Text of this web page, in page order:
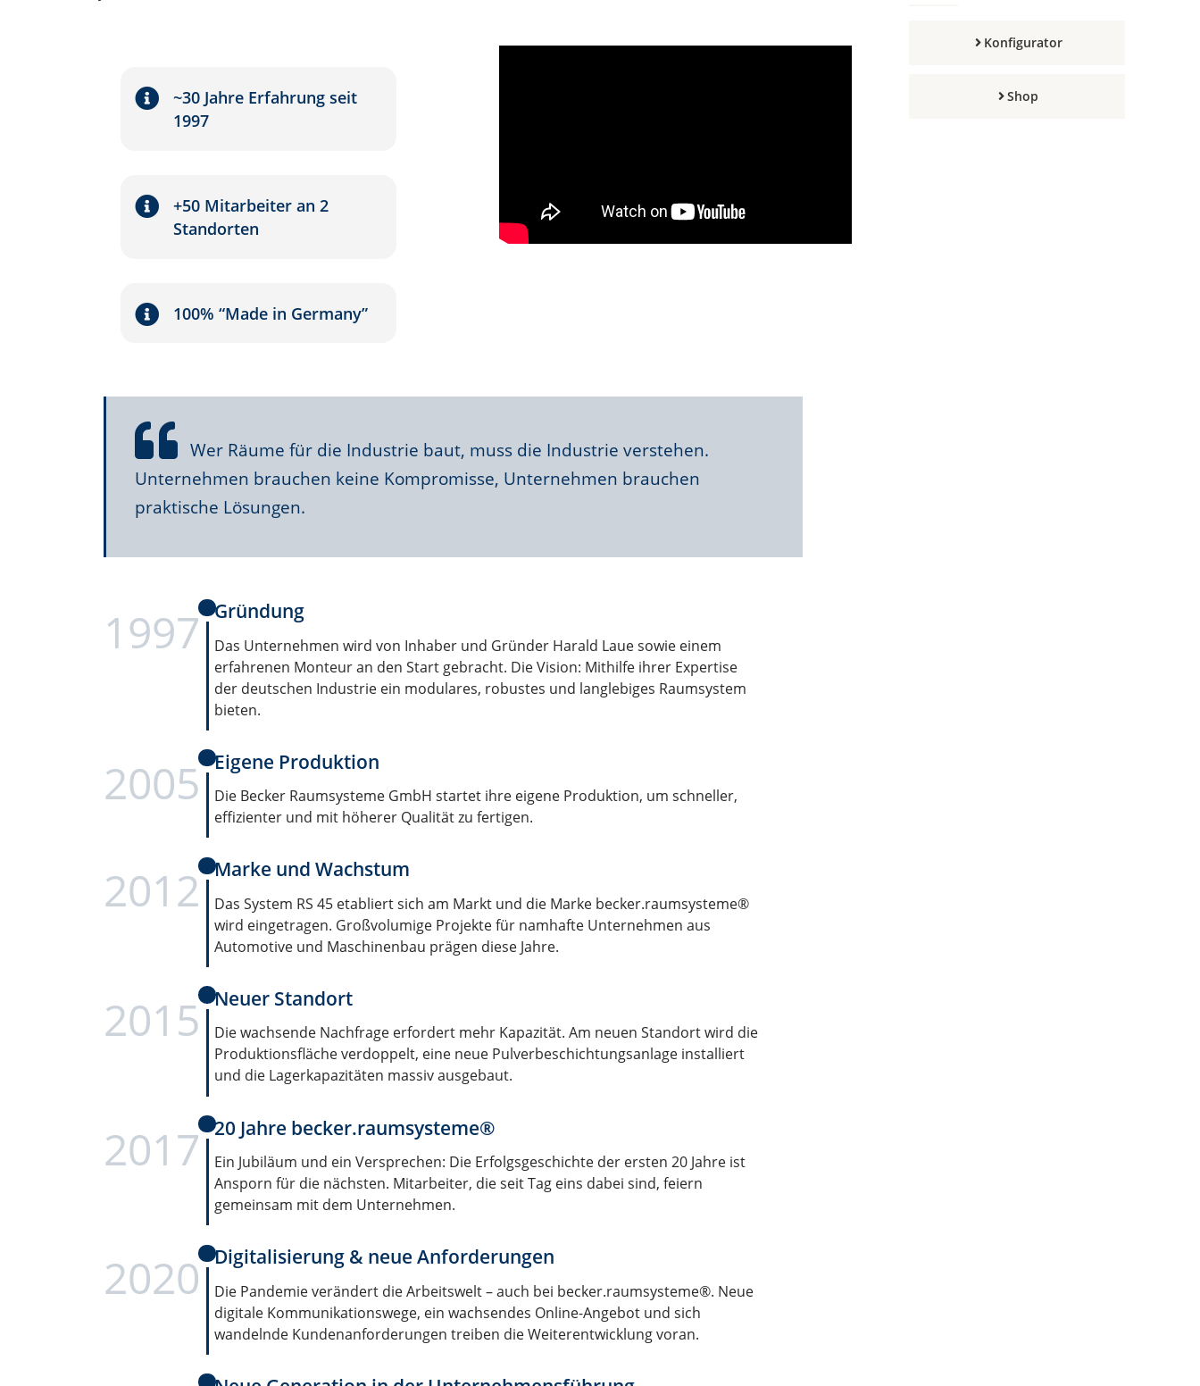
~30 Jahre Erfahrung seit
1997
+50 Mitarbeiter an 2
Standorten
100% “Made in Germany”
Wer Räume für die Industrie baut, muss die Industrie verstehen.
Unternehmen brauchen keine Kompromisse, Unternehmen brauchen
praktische Lösungen.
1997 Gründung
Das Unternehmen wird von Inhaber und Gründer Harald Laue sowie einem
erfahrenen Monteur an den Start gebracht. Die Vision: Mithilfe ihrer Expertise
der deutschen Industrie ein modulares, robustes und langlebiges Raumsystem
bieten.
2005 Eigene Produktion
Die Becker Raumsysteme GmbH startet ihre eigene Produktion, um schneller,
effizienter und mit höherer Qualität zu fertigen.
2012 Marke und Wachstum
Das System RS 45 etabliert sich am Markt und die Marke becker.raumsysteme®
wird eingetragen. Großvolumige Projekte für namhafte Unternehmen aus
Automotive und Maschinenbau prägen diese Jahre.
2015 Neuer Standort
Die wachsende Nachfrage erfordert mehr Kapazität. Am neuen Standort wird die
Produktionsfläche verdoppelt, eine neue Pulverbeschichtungsanlage installiert
und die Lagerkapazitäten massiv ausgebaut.
2017 20 Jahre becker.raumsysteme®
Ein Jubiläum und ein Versprechen: Die Erfolgsgeschichte der ersten 20 Jahre ist
Ansporn für die nächsten. Mitarbeiter, die seit Tag eins dabei sind, feiern
gemeinsam mit dem Unternehmen.
2020 Digitalisierung & neue Anforderungen
Die Pandemie verändert die Arbeitswelt – auch bei becker.raumsysteme®. Neue
digitale Kommunikationswege, ein wachsendes Online-Angebot und sich
wandelnde Kundenanforderungen treiben die Weiterentwicklung voran.
Konfigurator
Shop